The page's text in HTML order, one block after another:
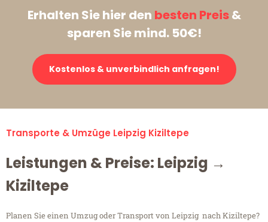
Erhalten Sie hier den besten Preis&
sparen Sie mind. 50€!
Kostenlos & unverbindlich anfragen!
Transporte & Umzüge Leipzig Kiziltepe
Leistungen & Preise: Leipzig →
Kiziltepe
Planen Sie einen Umzug oder Transport von Leipzig nach Kiziltepe?